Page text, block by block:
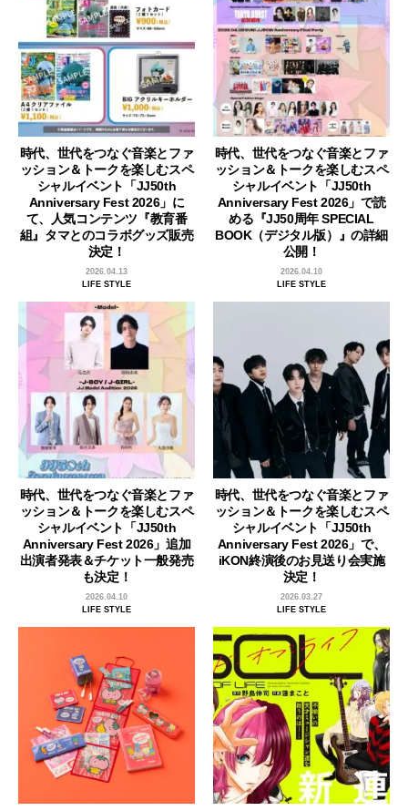
時代、世代をつなぐ音楽とファ
ッション＆トークを楽しむスペ
シャルイベント「JJ50th
Anniversary Fest 2026」に
て、人気コンテンツ『教育番
組』タマとのコラボグッズ販売
決定！
2026.04.13
LIFE STYLE
時代、世代をつなぐ音楽とファ
ッション＆トークを楽しむスペ
シャルイベント「JJ50th
Anniversary Fest 2026」で読
める『JJ50周年 SPECIAL
BOOK（デジタル版）』の詳細
公開！
2026.04.10
LIFE STYLE
時代、世代をつなぐ音楽とファ
ッション＆トークを楽しむスペ
シャルイベント「JJ50th
Anniversary Fest 2026」追加
出演者発表＆チケット一般発売
も決定！
2026.04.10
LIFE STYLE
時代、世代をつなぐ音楽とファ
ッション＆トークを楽しむスペ
シャルイベント「JJ50th
Anniversary Fest 2026」で、
iKON終演後のお見送り会実施
決定！
2026.03.27
LIFE STYLE